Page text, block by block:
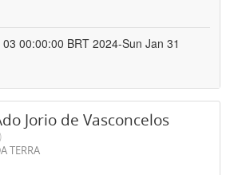
00:00:00 BRT 2024-Sun Jan 31
Jorio de Vasconcelos
TERRA